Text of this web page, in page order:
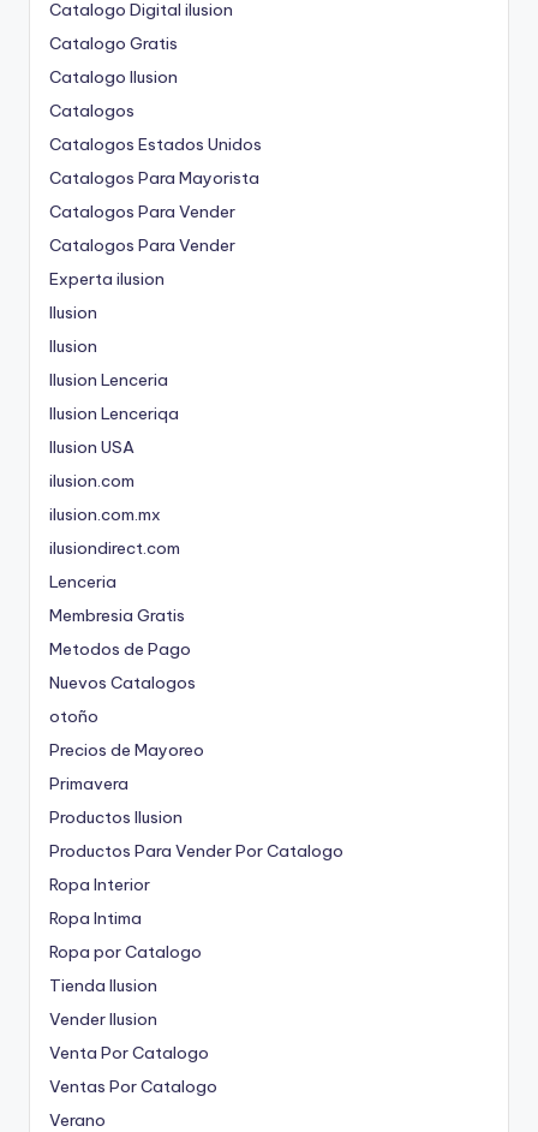
Catalogo Digital ilusion
Catalogo Gratis
Catalogo Ilusion
Catalogos
Catalogos Estados Unidos
Catalogos Para Mayorista
Catalogos Para Vender
Catalogos Para Vender
Experta ilusion
Ilusion
Ilusion
Ilusion Lenceria
Ilusion Lenceriqa
Ilusion USA
ilusion.com
ilusion.com.mx
ilusiondirect.com
Lenceria
Membresia Gratis
Metodos de Pago
Nuevos Catalogos
otoño
Precios de Mayoreo
Primavera
Productos Ilusion
Productos Para Vender Por Catalogo
Ropa Interior
Ropa Intima
Ropa por Catalogo
Tienda Ilusion
Vender Ilusion
Venta Por Catalogo
Ventas Por Catalogo
Verano